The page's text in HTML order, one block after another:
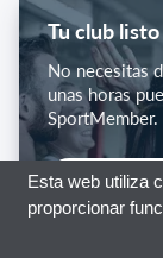
Lista de
No hay 2
necesidades.
Lista de
Tu club
No necesitas
unas horas
SportMember.
Empieza
Esta web utiliza
proporcionar